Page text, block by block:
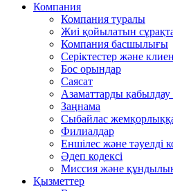
Компания
Компания туралы
Жиі қойылатын
Компания басшылығы
Серіктестер және
Бос орындар
Саясат
Азаматтарды қабылдау
Заңнама
Сыбайлас
Филиалдар
Еншілес және тәуелді
Әдеп кодексі
Миссия және
Қызметтер